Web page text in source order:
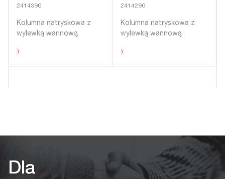
2414390
Kolumna natryskowa z
wylewką wannową
›
2414290
Kolumna natryskowa z
wylewką wannową
›
Dla